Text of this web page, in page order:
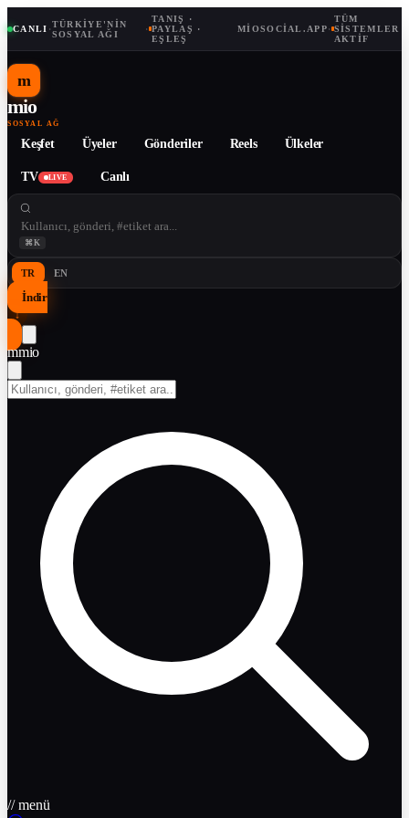
CANLI ·TÜRKIYE'NIN
SOSYAL AĞI
·
TANIŞ ·
PAYLAŞ ·
EŞLEŞ
MIOSOCIAL.APP·
TÜM
SISTEMLER
AKTIF
m
mio
SOSYAL AĞ
Keşfet Üyeler Gönderiler Reels Ülkeler
TV LIVE Canlı
⌘K
TR EN
İndir
↓
mmio
// menü